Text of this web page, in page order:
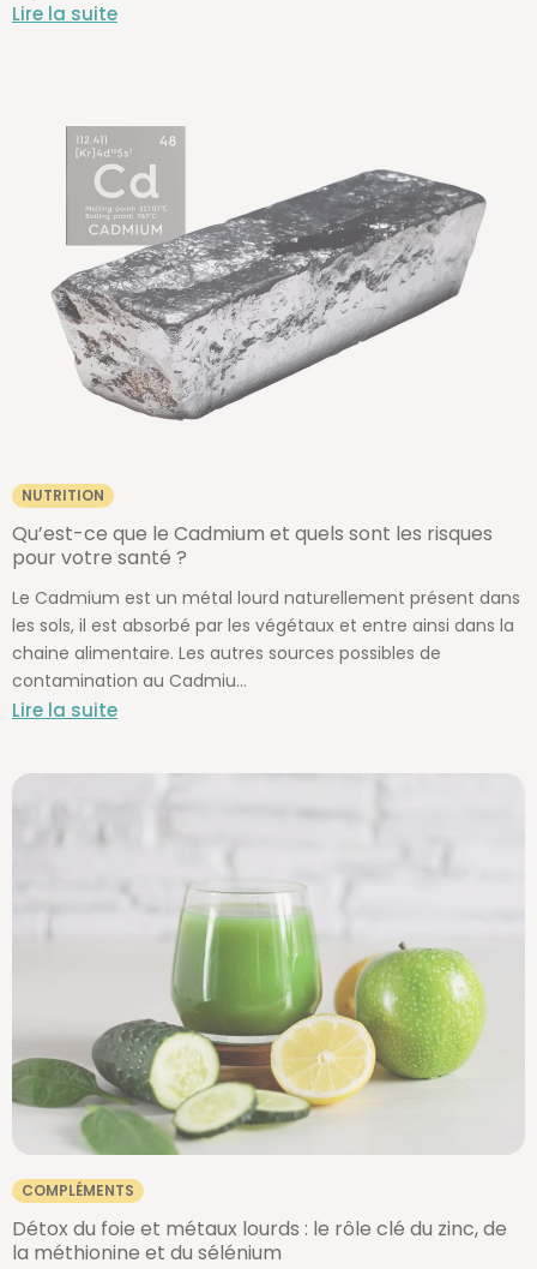
Lire la suite
NUTRITION
Qu’est-ce que le Cadmium et quels sont les risques
pour votre santé ?
Le Cadmium est un métal lourd naturellement présent dans
les sols, il est absorbé par les végétaux et entre ainsi dans la
chaine alimentaire. Les autres sources possibles de
contamination au Cadmiu...
Lire la suite
COMPLÉMENTS
Détox du foie et métaux lourds : le rôle clé du zinc, de
la méthionine et du sélénium